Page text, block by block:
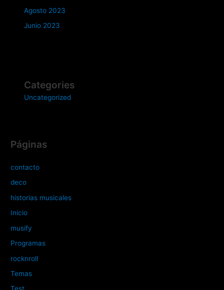
Agosto 2023
Junio 2023
Categories
Uncategorized
Páginas
contacto
deco
historias musicales
Inicio
musify
Programas
rocknroll
Temas